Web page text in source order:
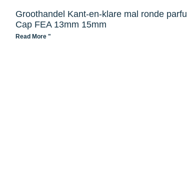
Groothandel Kant-en-klare mal ronde
Cap FEA 13mm 15mm
Read More "